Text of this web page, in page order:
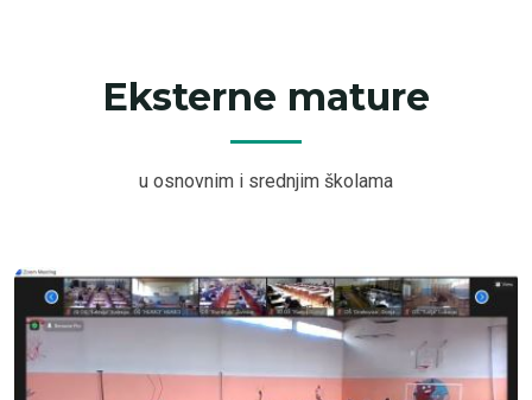
Eksterne mature
u osnovnim i srednjim školama